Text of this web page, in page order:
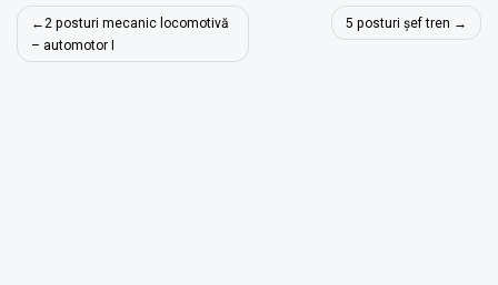
Navigare
în
2 posturi mecanic locomotivă
– automotor I
5 posturi șef tren